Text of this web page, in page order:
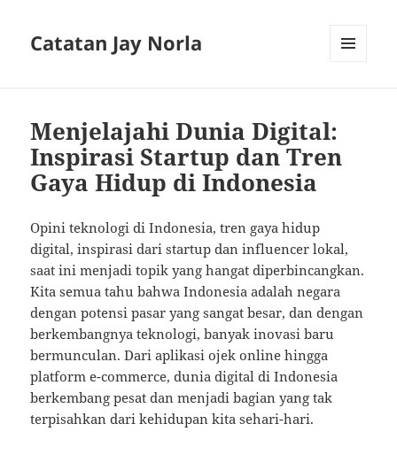
Catatan Jay Norla
Menjelajahi Dunia Digital:
Inspirasi Startup dan Tren
Gaya Hidup di Indonesia
Opini teknologi di Indonesia, tren gaya hidup
digital, inspirasi dari startup dan influencer lokal,
saat ini menjadi topik yang hangat diperbincangkan.
Kita semua tahu bahwa Indonesia adalah negara
dengan potensi pasar yang sangat besar, dan dengan
berkembangnya teknologi, banyak inovasi baru
bermunculan. Dari aplikasi ojek online hingga
platform e-commerce, dunia digital di Indonesia
berkembang pesat dan menjadi bagian yang tak
terpisahkan dari kehidupan kita sehari-hari.